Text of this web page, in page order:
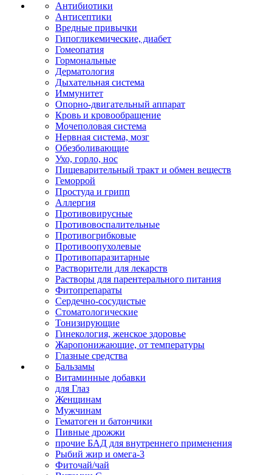
Антибиотики
Антисептики
Вредные привычки
Гипогликемические, диабет
Гомеопатия
Гормональные
Дерматология
Дыхательная система
Иммунитет
Опорно-двигательный аппарат
Кровь и кровообращение
Мочеполовая система
Нервная система, мозг
Обезболивающие
Ухо, горло, нос
Пищеварительный тракт и обмен веществ
Геморрой
Простуда и грипп
Аллергия
Противовирусные
Противовоспалительные
Противогрибковые
Противоопухолевые
Противопаразитарные
Растворители для лекарств
Растворы для парентерального питания
Фитопрепараты
Сердечно-сосудистые
Стоматологические
Тонизирующие
Гинекология, женское здоровье
Жаропонижающие, от температуры
Глазные средства
Бальзамы
Витаминные добавки
для Глаз
Женщинам
Мужчинам
Гематоген и батончики
Пивные дрожжи
прочие БАД для внутреннего применения
Рыбий жир и омега-3
Фиточай/чай